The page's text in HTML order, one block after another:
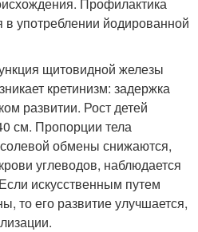
в употреблении йодированной
щитовидной железы
кретинизм: задержка
развитии. Рост детей
см. Пропорции тела
обмены снижаются,
углеводов, наблюдается
искусственным путем
то его развитие улучшается,